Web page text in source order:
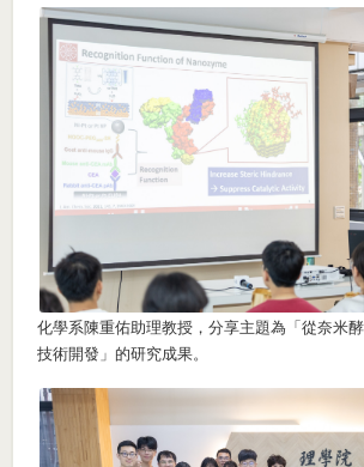
化學系陳重佑助理教授，分享主題為「從奈米
技術開發」的研究成果。